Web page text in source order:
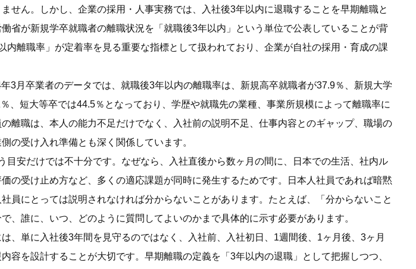
せん。しかし、企業の採用・人事実務では、入社後3年以内に退職することを早期離職と
省が新規学卒就職者の離職状況を「就職後3年以内」という単位で公表していることが背
内離職率」が定着率を見る重要な指標として扱われており、企業が自社の採用・育成の課
3月卒業者のデータでは、就職後3年以内の離職率は、新規高卒就職者が37.9％、新規大学
、短大等卒では44.5％となっており、学歴や就職先の業種、事業所規模によって離職率に
離職は、本人の能力不足だけでなく、入社前の説明不足、仕事内容とのギャップ、職場の
の受け入れ準備とも深く関係しています。
目安だけでは不十分です。なぜなら、入社直後から数ヶ月の間に、日本での生活、社内ル
の受け止め方など、多くの適応課題が同時に発生するためです。日本人社員であれば暗黙
員にとっては説明されなければ分からないことがあります。たとえば、「分からないこと
、誰に、いつ、どのように質問してよいのかまで具体的に示す必要があります。
、単に入社後3年間を見守るのではなく、入社前、入社初日、1週間後、1ヶ月後、3ヶ月
容を設計することが大切です。早期離職の定義を「3年以内の退職」として把握しつつ、